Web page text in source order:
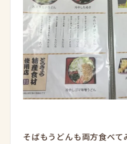
そばもうどんも両方食べて